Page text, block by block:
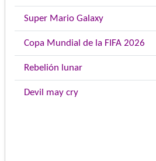
Super Mario Galaxy
Copa Mundial de la FIFA 2026
Rebelión lunar
Devil may cry